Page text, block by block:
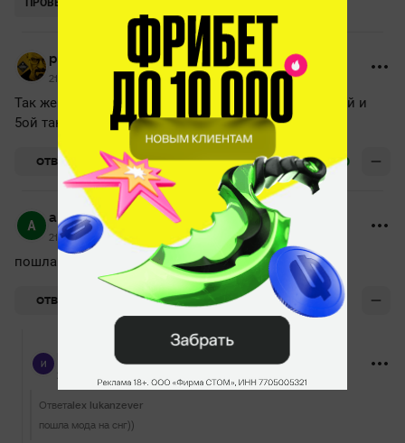
ПРОВЕРИТЬ
pisa_life
21 ноября 2021, 14:33
Так же стало известно, что мидером, керри, 3ой, 4ой и
5ой так же будет Михаил Misha Агатов.
ОТВЕТИТЬ +10
alex lukanzever
21 ноября 2021, 14:14
пошла мода на снг))
ОТВЕТИТЬ +2
иван нарицын
21 ноября 2021, 14:16
Ответalex lukanzever
пошла мода на снг))